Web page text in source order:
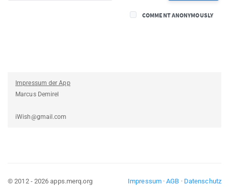
COMMENT ANONYMOUSLY
Impressum der App
Marcus Demirel
iWish@gmail.com
Impressum·AGB · Datenschutz
© 2012 - 2026 apps.merq.org